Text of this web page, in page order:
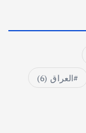
العراق (6)